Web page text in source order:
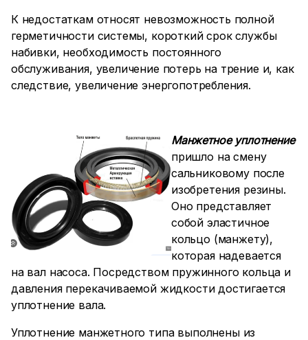
К недостаткам относят невозможность полной
герметичности системы, короткий срок службы
набивки, необходимость постоянного
обслуживания, увеличение потерь на трение и, как
следствие, увеличение энергопотребления.
Манжетное уплотнение
пришло на смену
сальниковому после
изобретения резины.
Оно представляет
собой эластичное
кольцо (манжету),
которая надевается
на вал насоса. Посредством пружинного кольца и
давления перекачиваемой жидкости достигается
уплотнение вала.
Уплотнение манжетного типа выполнены из